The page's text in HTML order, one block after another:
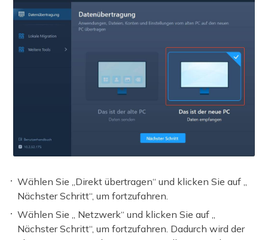
Wählen Sie „Direkt übertragen“ und klicken Sie auf „
Nächster Schritt“, um fortzufahren.
Wählen Sie „ Netzwerk“ und klicken Sie auf „
Nächster Schritt“, um fortzufahren. Dadurch wird der